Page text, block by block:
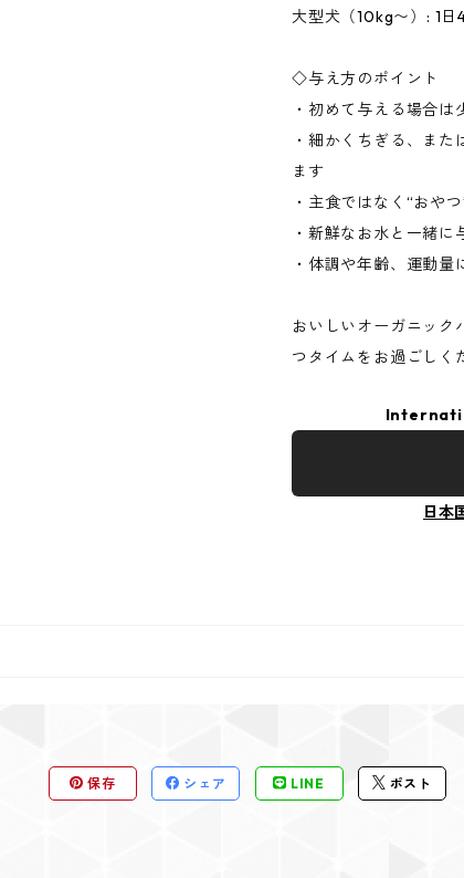
大型犬（10kg〜）: 1
◇与え方のポイント
・初めて与える場合は
・細かくちぎる、また
ます
・主食ではなく“おや
・新鮮なお水と一緒に
・体調や年齢、運動
おいしいオーガニック
つタイムをお過ごしく
日本
保存 シェア LINE ポスト